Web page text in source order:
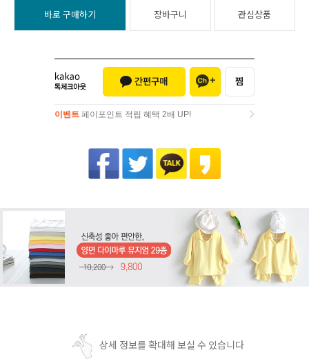
바로 구매하기 장바구니 관심상품
이벤트 페이포인트 적립 혜택 2배 UP!
상세 정보를 확대해 보실 수 있습니다